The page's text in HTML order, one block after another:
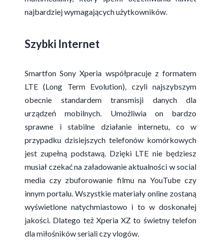
najbardziej wymagających użytkowników.
Szybki Internet
Smartfon Sony Xperia współpracuje z formatem
LTE (Long Term Evolution), czyli najszybszym
obecnie standardem transmisji danych dla
urządzeń mobilnych. Umożliwia on bardzo
sprawne i stabilne działanie internetu, co w
przypadku dzisiejszych telefonów komórkowych
jest zupełną podstawą. Dzięki LTE nie będziesz
musiał czekać na załadowanie aktualności w social
media czy zbuforowanie filmu na YouTube czy
innym portalu. Wszystkie materiały online zostaną
wyświetlone natychmiastowo i to w doskonałej
jakości. Dlatego też Xperia XZ to świetny telefon
dla miłośników seriali czy vlogów.